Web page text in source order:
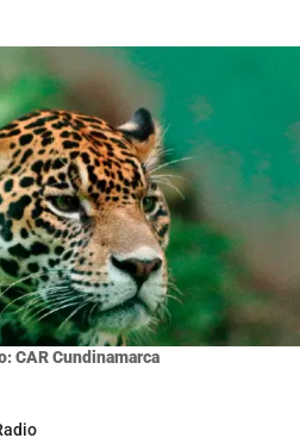
CAR Cundinamarca